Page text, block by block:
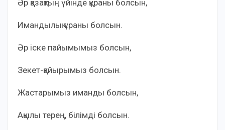
Әр қазақтың үйінде құраны болсын,
Имандылық ұраны болсын.
Әр іске пайымымыз болсын,
Зекет-қайырымыз болсын.
Жастарымыз иманды болсын,
Ақылы терең, білімді болсын.